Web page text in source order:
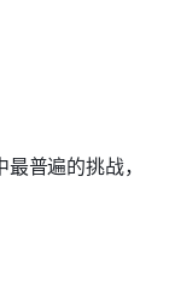
普遍的挑战，